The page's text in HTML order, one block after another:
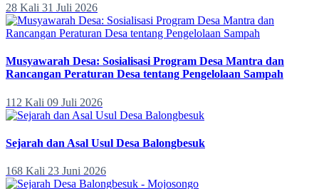
28 Kali 31 Juli 2026
Musyawarah Desa: Sosialisasi Program Desa Mantra dan
Rancangan Peraturan Desa tentang Pengelolaan Sampah
112 Kali 09 Juli 2026
Sejarah dan Asal Usul Desa Balongbesuk
168 Kali 23 Juni 2026